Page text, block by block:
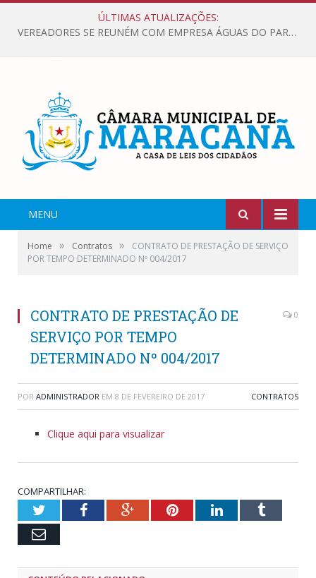
ÚLTIMAS ATUALIZAÇÕES:
VEREADORES SE REUNÉM COM EMPRESA ÁGUAS DO PARÁ, PARA APRESENTAR REIVINDICAÇÕES E MELHORIAS NA QUALIDADE DOS SERVIÇOS OFERECIDOS Á POPULAÇÃO.
MENU
Home » Contratos »
CONTRATO DE PRESTAÇÃO DE SERVIÇO
POR TEMPO DETERMINADO Nº 004/2017
CONTRATO DE PRESTAÇÃO DE
SERVIÇO POR TEMPO
DETERMINADO Nº 004/2017
0
POR ADMINISTRADOR EM 8 DE FEVEREIRO DE 2017 CONTRATOS
Clique aqui para visualizar
COMPARTILHAR:
TwitterFacebookGoogle+PinterestLinkedInTumblr
Email